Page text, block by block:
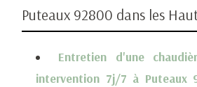
Puteaux 92800 dans les
Entretien d'une
intervention 7j/7 à Puteaux